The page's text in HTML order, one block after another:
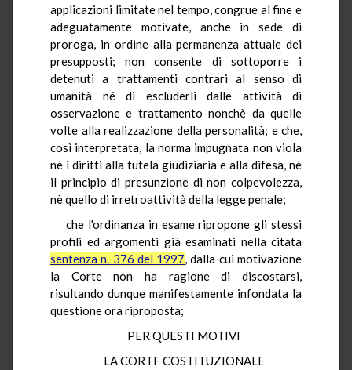
applicazioni limitate nel tempo, congrue al fine e
adeguatamente motivate, anche in sede di
proroga, in ordine alla permanenza attuale dei
presupposti; non consente di sottoporre i
detenuti a trattamenti contrari al senso di
umanità né di escluderli dalle attività di
osservazione e trattamento nonchè da quelle
volte alla realizzazione della personalità; e che,
così interpretata, la norma impugnata non viola
nè i diritti alla tutela giudiziaria e alla difesa, nè
il principio di presunzione di non colpevolezza,
nè quello di irretroattività della legge penale;
che l'ordinanza in esame ripropone gli stessi
profili ed argomenti già esaminati nella citata
sentenza n. 376 del 1997, dalla cui motivazione
la Corte non ha ragione di discostarsi,
risultando dunque manifestamente infondata la
questione ora riproposta;
PER QUESTI MOTIVI
LA CORTE COSTITUZIONALE